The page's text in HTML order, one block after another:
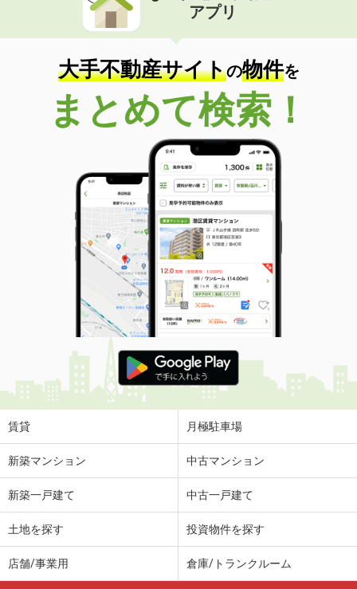
アプリ
大手不動産サイトの物件を
まとめて検索！
賃貸 月極駐車場
新築マンション 中古マンション
新築一戸建て 中古一戸建て
土地を探す 投資物件を探す
店舗/事業用 倉庫/トランクルーム